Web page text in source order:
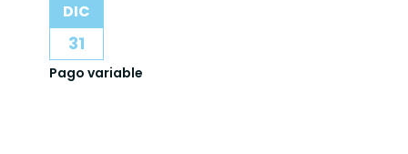
DIC
31
Pago variable